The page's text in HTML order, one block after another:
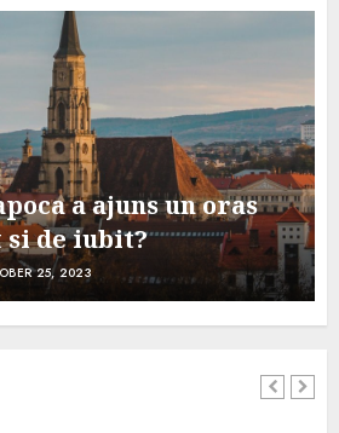
a ajuns un oras
si de iubit?
25, 2023